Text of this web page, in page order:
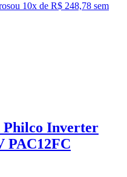
ou 10x de R$ 248,78 sem
Philco Inverter
PAC12FC